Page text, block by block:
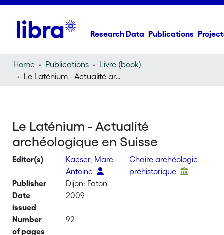
Research Data Publications
Home Publications
Livre (book)
Le Laténium - Actualité archéologique en Suisse
Le Laténium - Actualité
archéologique en Suisse
Editor(s)
Kaeser, Marc-
Antoine
Chaire archéologie
préhistorique
Publisher
Dijon: Faton
Date
issued
2009
Number
of pages
92